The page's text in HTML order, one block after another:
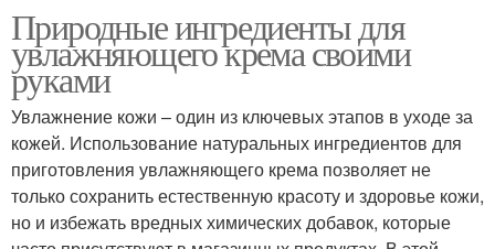
Природные ингредиенты для
увлажняющего крема своими
руками
Увлажнение кожи – один из ключевых этапов в уходе за
кожей. Использование натуральных ингредиентов для
приготовления увлажняющего крема позволяет не
только сохранить естественную красоту и здоровье кожи,
но и избежать вредных химических добавок, которые